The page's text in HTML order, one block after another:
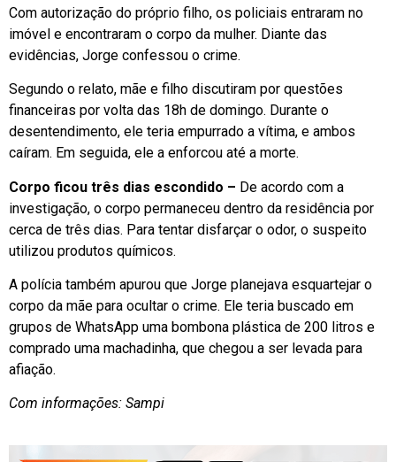
Com autorização do próprio filho, os policiais entraram no
imóvel e encontraram o corpo da mulher. Diante das
evidências, Jorge confessou o crime.
Segundo o relato, mãe e filho discutiram por questões
financeiras por volta das 18h de domingo. Durante o
desentendimento, ele teria empurrado a vítima, e ambos
caíram. Em seguida, ele a enforcou até a morte.
Corpo ficou três dias escondido – De acordo com a
investigação, o corpo permaneceu dentro da residência por
cerca de três dias. Para tentar disfarçar o odor, o suspeito
utilizou produtos químicos.
A polícia também apurou que Jorge planejava esquartejar o
corpo da mãe para ocultar o crime. Ele teria buscado em
grupos de WhatsApp uma bombona plástica de 200 litros e
comprado uma machadinha, que chegou a ser levada para
afiação.
Com informações: Sampi